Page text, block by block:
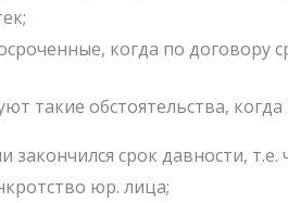
когда по договору
такие обстоятельства,
закончился срок давности, т.е.
юр. лица;